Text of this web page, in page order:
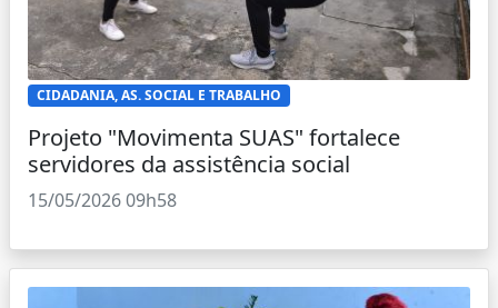
CIDADANIA, AS. SOCIAL E TRABALHO
Projeto "Movimenta SUAS" fortalece
servidores da assistência social
15/05/2026 09h58